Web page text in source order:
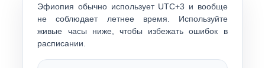
Эфиопия обычно использует UTC+3 и вообще
не соблюдает летнее время. Используйте
живые часы ниже, чтобы избежать ошибок в
расписании.